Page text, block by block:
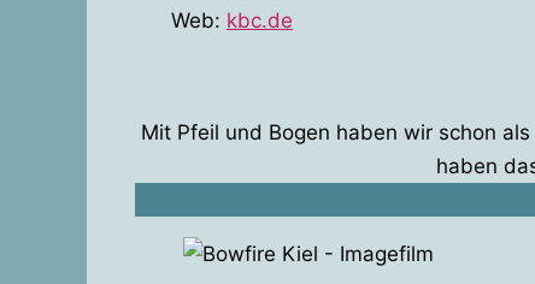
Web: kbc.de
Mit Pfeil und Bogen haben wir schon
haben